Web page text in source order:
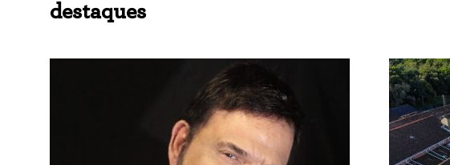
destaques